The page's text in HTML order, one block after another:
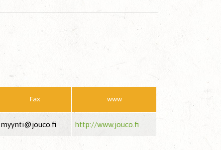
Fax www
myynti@jouco.fi http://www.jouco.fi